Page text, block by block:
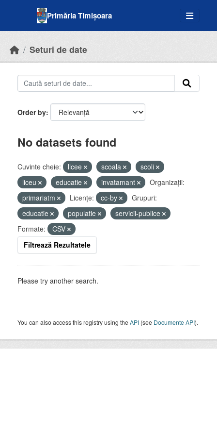
Primăria Timișoara
Seturi de date
Order by
No datasets found
Cuvinte cheie: licee scoala
scoli
liceu
educatie invatamant
Organizații:
primariatm
Licenţe: cc-by
Grupuri:
educatie
populatie
servicii-publice
Formate:
CSV
Filtrează Rezultatele
Please try another search.
You can also access this registry using theAPI (see Documente API).